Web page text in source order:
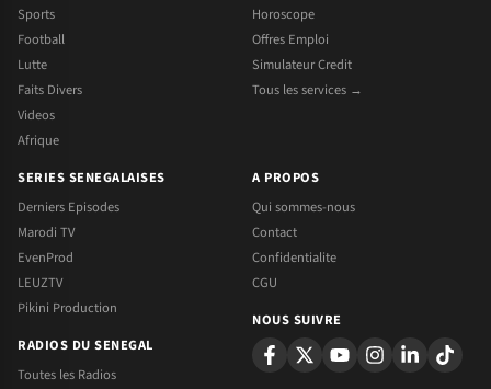
Sports
Football
Lutte
Faits Divers
Videos
Afrique
Horoscope
Offres Emploi
Simulateur Credit
Tous les services →
SERIES SENEGALAISES
Derniers Episodes
Marodi TV
EvenProd
LEUZTV
Pikini Production
RADIOS DU SENEGAL
Toutes les Radios
A PROPOS
Qui sommes-nous
Contact
Confidentialite
CGU
NOUS SUIVRE